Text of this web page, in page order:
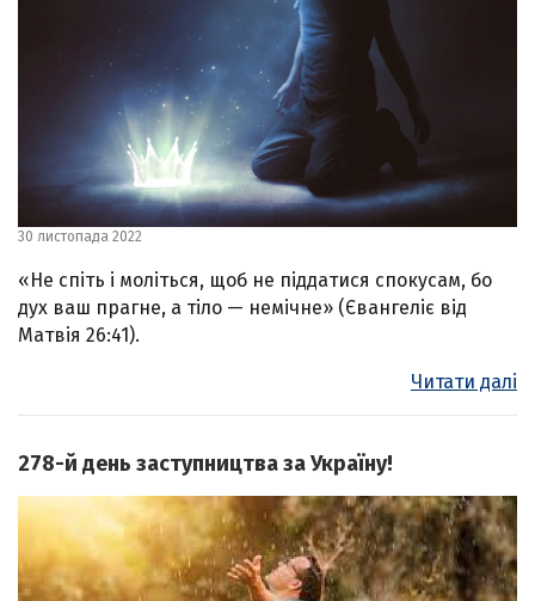
30 листопада 2022
«Не спіть і моліться, щоб не піддатися спокусам, бо
дух ваш прагне, а тіло — немічне» (Євангеліє від
Матвія 26:41).
Читати далі
278-й день заступництва за Україну!